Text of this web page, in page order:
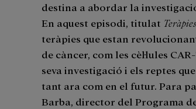
destina a abordar la
En aquest episodi, titulat
teràpies que estan
de càncer, com les cèl·lules
seva investigació i els reptes
tant ara com en el futur. Para
Barba, director del Programa